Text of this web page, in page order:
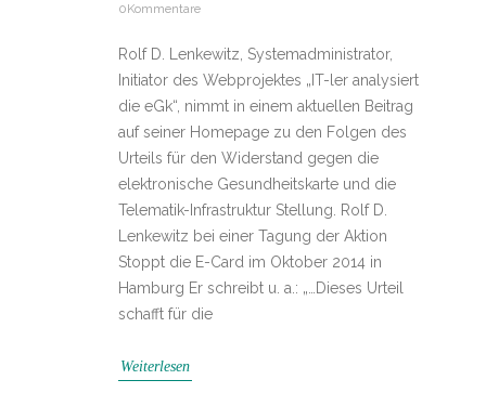
0Kommentare
Rolf D. Lenkewitz, Systemadministrator,
Initiator des Webprojektes „IT-ler analysiert
die eGk“, nimmt in einem aktuellen Beitrag
auf seiner Homepage zu den Folgen des
Urteils für den Widerstand gegen die
elektronische Gesundheitskarte und die
Telematik-Infrastruktur Stellung. Rolf D.
Lenkewitz bei einer Tagung der Aktion
Stoppt die E-Card im Oktober 2014 in
Hamburg Er schreibt u. a.: „…Dieses Urteil
schafft für die
Weiterlesen